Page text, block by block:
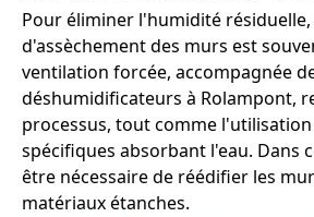
Pour éliminer l'humidité
d'assèchement des murs est
ventilation forcée, accompagnée
déshumidificateurs à Rolampont,
processus, tout comme
spécifiques absorbant l'eau. Dans
être nécessaire de réédifier les
matériaux étanches.